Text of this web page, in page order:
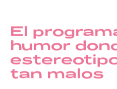
El
humor
tan malos